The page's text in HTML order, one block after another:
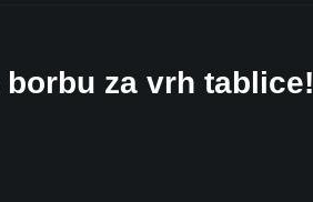
za vrh tablice!